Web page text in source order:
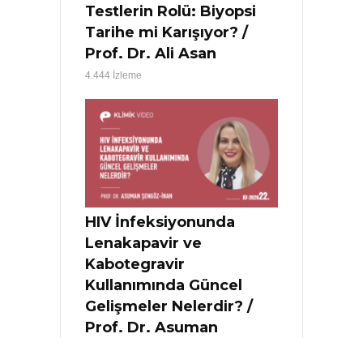
Testlerin Rolü: Biyopsi
Tarihe mi Karışıyor? /
Prof. Dr. Ali Asan
4.444 İzleme
HIV İnfeksiyonunda
Lenakapavir ve
Kabotegravir
Kullanımında Güncel
Gelişmeler Nelerdir? /
Prof. Dr. Asuman